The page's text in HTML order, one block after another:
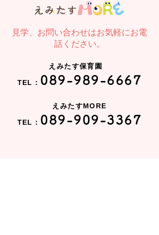
見学、お問い合わせはお気軽にお電
話ください。
えみたす保育園
TEL： 089-989-6667
えみたすMORE
TEL： 089-909-3367